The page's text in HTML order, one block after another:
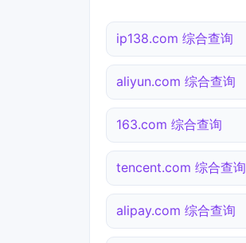
ip138.com 综合查询
aliyun.com 综合查询
163.com 综合查询
tencent.com 综合查询
alipay.com 综合查询